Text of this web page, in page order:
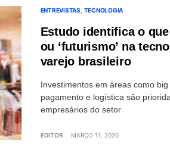
ENTREVISTAS TECNOLOGIA
Estudo identifica o
ou ‘futurismo’ na
varejo brasileiro
Investimentos em áreas como
pagamento e logística são
empresários do setor
EDITOR MARÇO 11, 2020